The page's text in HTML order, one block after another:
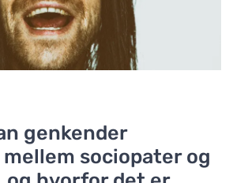
genkender
sociopater og